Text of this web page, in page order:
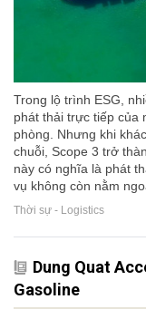
Trong lộ trình ESG,
phát thải trực tiếp của
phòng. Nhưng khi
chuỗi, Scope 3 trở
này có nghĩa là phát
vụ không còn nằm
Thời sự - Logistics
Dung Quat
Gasoline